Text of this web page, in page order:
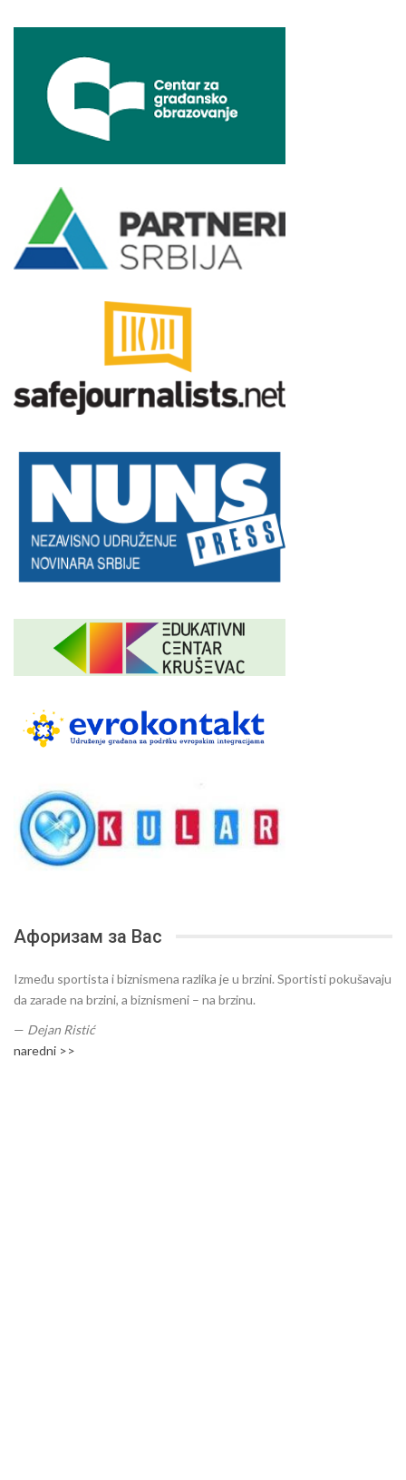
Афоризам за Вас
Između sportista i biznismena razlika je u brzini. Sportisti pokušavaju
da zarade na brzini, a biznismeni – na brzinu.
— Dejan Ristić
naredni >>